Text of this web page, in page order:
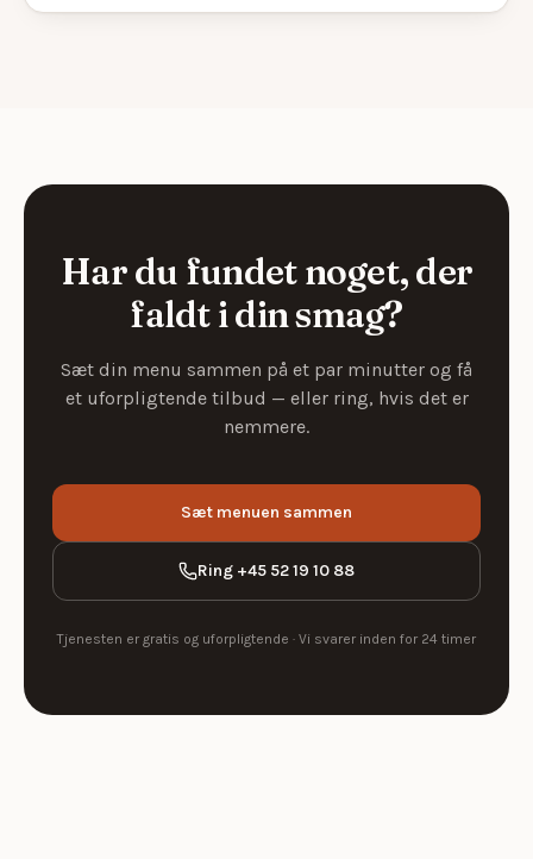
Har du fundet noget, der
faldt i din smag?
Sæt din menu sammen på et par minutter og få
et uforpligtende tilbud — eller ring, hvis det er
nemmere.
Sæt menuen sammen
Ring +45 52 19 10 88
Tjenesten er gratis og uforpligtende · Vi svarer inden for 24 timer